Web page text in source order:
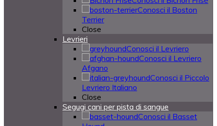
Conosci il Boston
Terrier
Close
Levrieri
Conosci il Levriero
Conosci il Levriero
Afgano
Conosci il Piccolo
Levriero Italiano
Close
Segugi cani per pista di sangue
Conosci il Basset